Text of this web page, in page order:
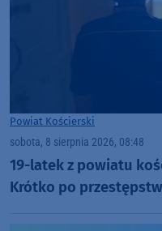
Powiat Kościerski
sobota, 8 sierpnia 2026, 08:48
19-latek z powiatu
Krótko po